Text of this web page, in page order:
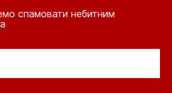
спамовати небитним